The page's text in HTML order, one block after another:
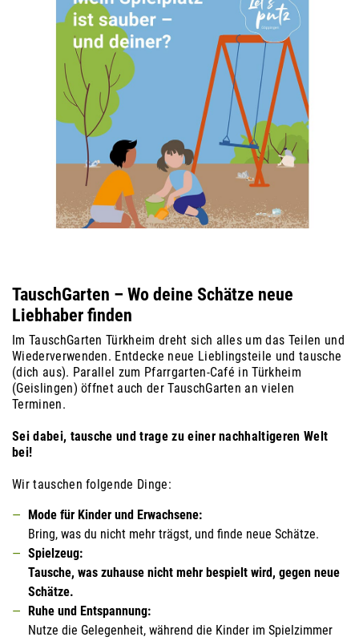
TauschGarten – Wo deine Schätze neue
Liebhaber finden
Im TauschGarten Türkheim dreht sich alles um das Teilen und
Wiederverwenden. Entdecke neue Lieblingsteile und tausche
(dich aus). Parallel zum Pfarrgarten-Café in Türkheim
(Geislingen) öffnet auch der TauschGarten an vielen
Terminen.
Sei dabei, tausche und trage zu einer nachhaltigeren Welt
bei!
Wir tauschen folgende Dinge:
Mode für Kinder und Erwachsene:
Bring, was du nicht mehr trägst, und finde neue Schätze.
Spielzeug:
Tausche, was zuhause nicht mehr bespielt wird, gegen neue
Schätze.
Ruhe und Entspannung:
Nutze die Gelegenheit, während die Kinder im Spielzimmer